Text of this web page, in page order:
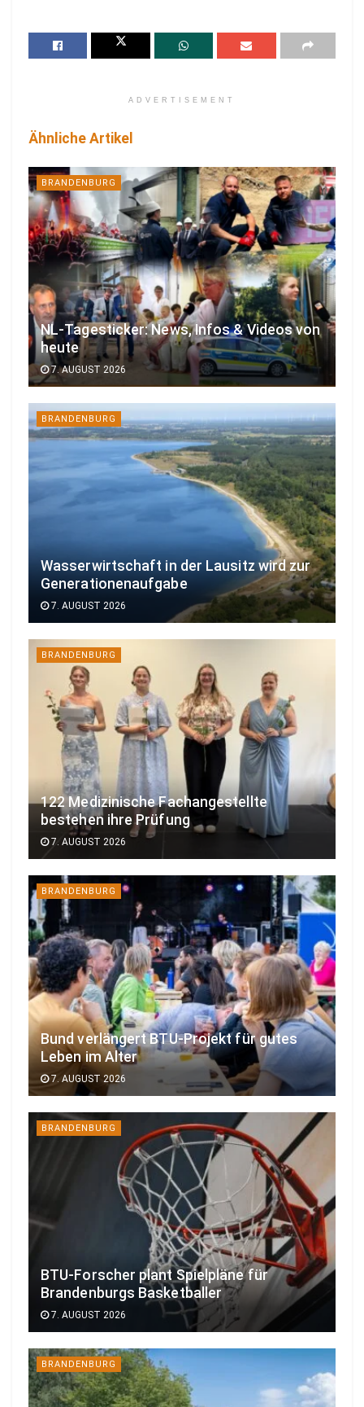
ADVERTISEMENT
Ähnliche Artikel
BRANDENBURG
NL-Tagesticker: News, Infos & Videos von
heute
7. AUGUST 2026
BRANDENBURG
Wasserwirtschaft in der Lausitz wird zur
Generationenaufgabe
7. AUGUST 2026
BRANDENBURG
122 Medizinische Fachangestellte
bestehen ihre Prüfung
7. AUGUST 2026
BRANDENBURG
Bund verlängert BTU-Projekt für gutes
Leben im Alter
7. AUGUST 2026
BRANDENBURG
BTU-Forscher plant Spielpläne für
Brandenburgs Basketballer
7. AUGUST 2026
BRANDENBURG